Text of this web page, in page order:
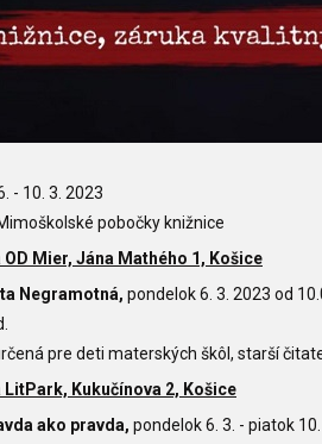
- 10. 3. 2023
pobočky knižnice
OD Mier, Jána Mathého 1, Košice
Negramotná, pondelok 6. 3. 2023 od
pre deti materských škôl, starší
LitPark, Kukučínova 2, Košice
ako pravda, pondelok 6. 3. - piatok